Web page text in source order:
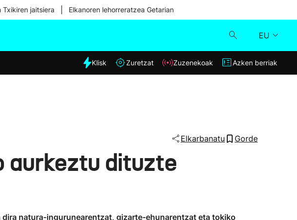
Txikiren jaitsiera Elkanoren lehorreratzea Getarian
EU
Eguraldia
Klisk
Klisk Zuretzat Zuzenekoak Azken berriak
Elkarbanatu Gorde
aurkeztu dituzte
natura-ingurunearentzat, gizarte-ehunarentzat eta tokiko